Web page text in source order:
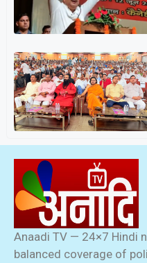
Anaadi TV — 24×7 Hindi
balanced coverage of